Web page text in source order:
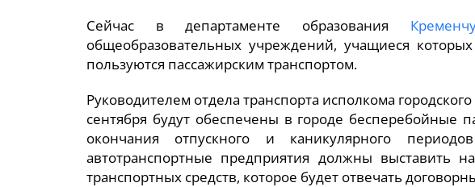
Сейчас в департаменте образования
общеобразовательных учреждений, учащиеся
пользуются пассажирским транспортом.
Руководителем отдела транспорта исполкома
сентября будут обеспечены в городе бесперебойные
окончания отпускного и каникулярного
автотранспортные предприятия должны выставить
транспортных средств, которое будет отвечать